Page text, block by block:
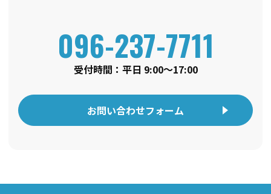
096-237-7711
受付時間：平日 9:00〜17:00
お問い合わせフォーム